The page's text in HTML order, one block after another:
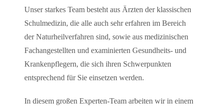
Unser starkes Team besteht aus Ärzten der klassischen
Schulmedizin, die alle auch sehr erfahren im Bereich
der Naturheilverfahren sind, sowie aus medizinischen
Fachangestellten und examinierten Gesundheits- und
Krankenpflegern, die sich ihren Schwerpunkten
entsprechend für Sie einsetzen werden.
In diesem großen Experten-Team arbeiten wir in einem